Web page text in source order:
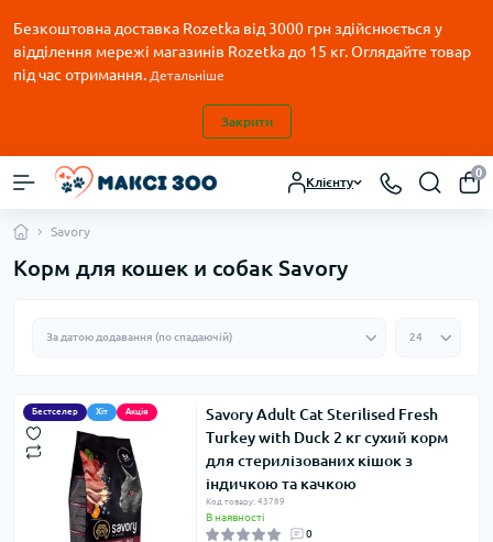
Безкоштовна доставка Rozetka від 3000 грн здійснюється у
відділення мережі магазинів Rozetka до 15 кг. Оглядайте товар
під час отримання. Детальніше
Закрити
Клієнту
0
Savory
Корм для кошек и собак Savory
Бестселер Хіт Акція
Savory Adult Cat Sterilised Fresh
Turkey with Duck 2 кг сухий корм
для стерилізованих кішок з
індичкою та качкою
Код товару: 43789
В наявності
0